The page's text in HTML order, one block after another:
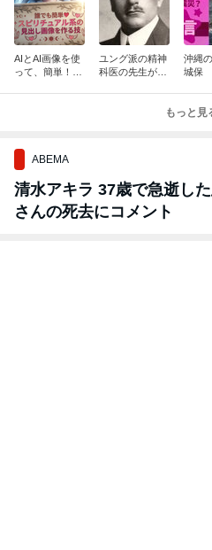
AIとAI画像を使
って、簡単！ス
ピリチュアル系
ユング派の精神
科医の先生が家
に訪れる
沖縄
城保
日、
か！
もっと見
ABEMA
清水アキラ 37歳で急逝し
さんの死去にコメント